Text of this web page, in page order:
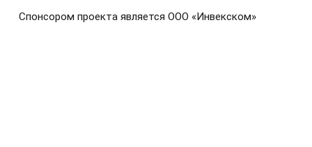
Спонсором проекта является ООО «Инвекском»